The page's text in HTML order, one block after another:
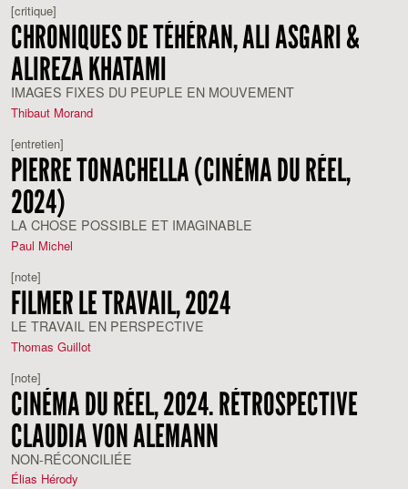
[critique]
CHRONIQUES DE TÉHÉRAN, ALI ASGARI &
ALIREZA KHATAMI
IMAGES FIXES DU PEUPLE EN MOUVEMENT
Thibaut Morand
[entretien]
PIERRE TONACHELLA (CINÉMA DU RÉEL,
2024)
LA CHOSE POSSIBLE ET IMAGINABLE
Paul Michel
[note]
FILMER LE TRAVAIL, 2024
LE TRAVAIL EN PERSPECTIVE
Thomas Guillot
[note]
CINÉMA DU RÉEL, 2024. RÉTROSPECTIVE
CLAUDIA VON ALEMANN
NON-RÉCONCILIÉE
Élias Hérody